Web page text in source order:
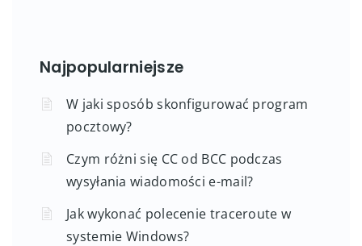
Najpopularniejsze
W jaki sposób skonfigurować program
pocztowy?
Czym różni się CC od BCC podczas
wysyłania wiadomości e-mail?
Jak wykonać polecenie traceroute w
systemie Windows?